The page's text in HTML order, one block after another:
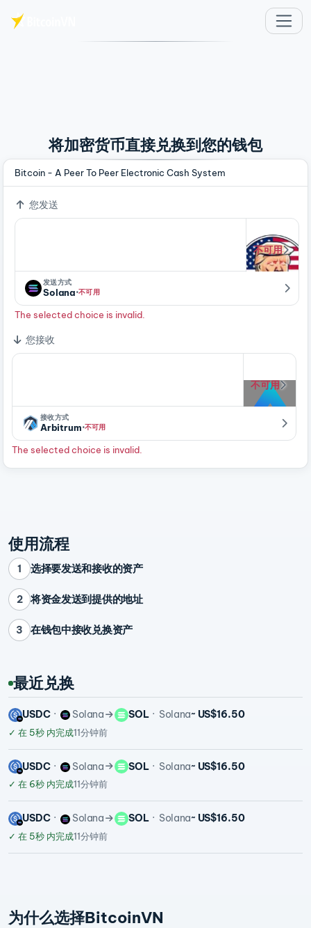
将加密货币直接兑换到您的钱包
Bitcoin - A Peer To Peer Electronic Cash System
您发送
不可用
发送方式
Solana·不可用
The selected choice is invalid.
您接收
不可用
接收方式
Arbitrum·不可用
The selected choice is invalid.
使用流程
1 选择要发送和接收的资产
2 将资金发送到提供的地址
3 在钱包中接收兑换资产
最近兑换
USDC Solana SOL Solana~ US$16.50
✓ 在 5秒 内完成11分钟前
USDC Solana SOL Solana~ US$16.50
✓ 在 6秒 内完成11分钟前
USDC Solana SOL Solana~ US$16.50
✓ 在 5秒 内完成11分钟前
为什么选择BitcoinVN